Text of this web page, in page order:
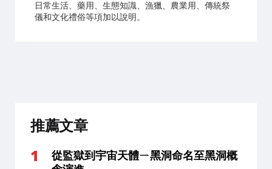
日常生活、藥用、生態知識、漁獵、農業用、傳統祭
儀和文化禮俗等項加以說明。
推薦文章
從監獄到宇宙天體ㄧ黑洞命名至黑洞概